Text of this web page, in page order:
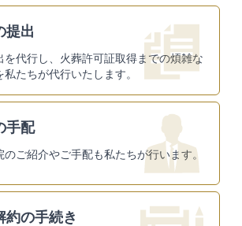
提出
を代行し、火葬許可証取得までの煩雑な
私たちが代行いたします。
手配
のご紹介やご手配も私たちが行います。
約の手続き